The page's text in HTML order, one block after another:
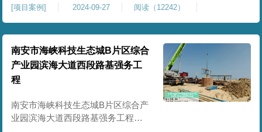
载力与均匀性要求严苛。项目于
2024 年 9 月正式开工，地基处理采
用高能级强夯施工工艺，通过大吨
位重锤动力固结，全面提升场地密
实度与承载性能，满足重载车间、
设备基础与行车轨道的长期稳定运
行要求。项目严格遵循强夯地基处
[项目案例] 2024-09-27 阅读（12242）
南安市海峡科技生态城B片区综合
产业园滨海大道西段路基强务工
程
南安市海峡科技生态城B片区综合产
业园滨海大道西段路基强务工程位